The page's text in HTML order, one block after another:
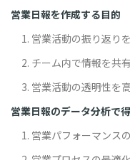
営業日報を作成する目的
1. 営業活動の振り返り
2. チーム内で情報を共
3. 営業活動の透明性を
営業日報のデータ分析で
1. 営業パフォーマンス